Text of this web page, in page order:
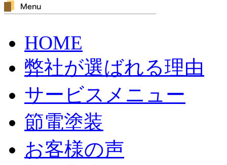
HOME
弊社が選ばれる理由
サービスメニュー
節電塗装
お客様の声